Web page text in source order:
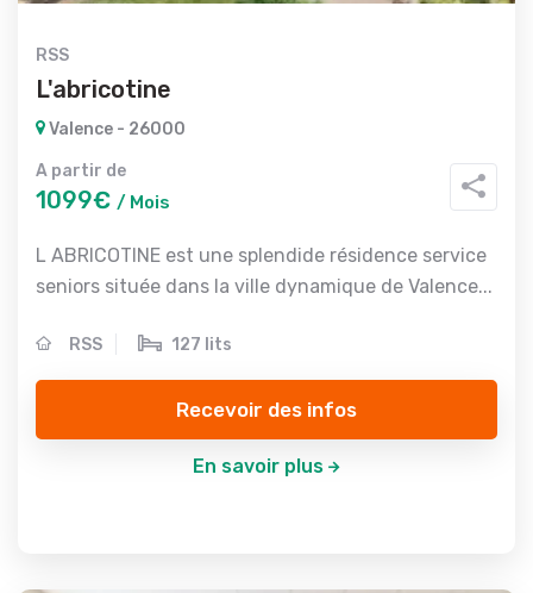
RSS
L'abricotine
Valence - 26000
A partir de
1099€ / Mois
L ABRICOTINE est une splendide résidence service
seniors située dans la ville dynamique de Valence...
RSS 127 lits
Recevoir des infos
En savoir plus